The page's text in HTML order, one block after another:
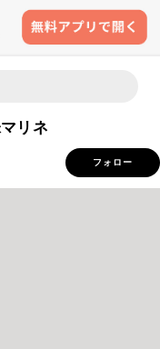
リネ
フォロー